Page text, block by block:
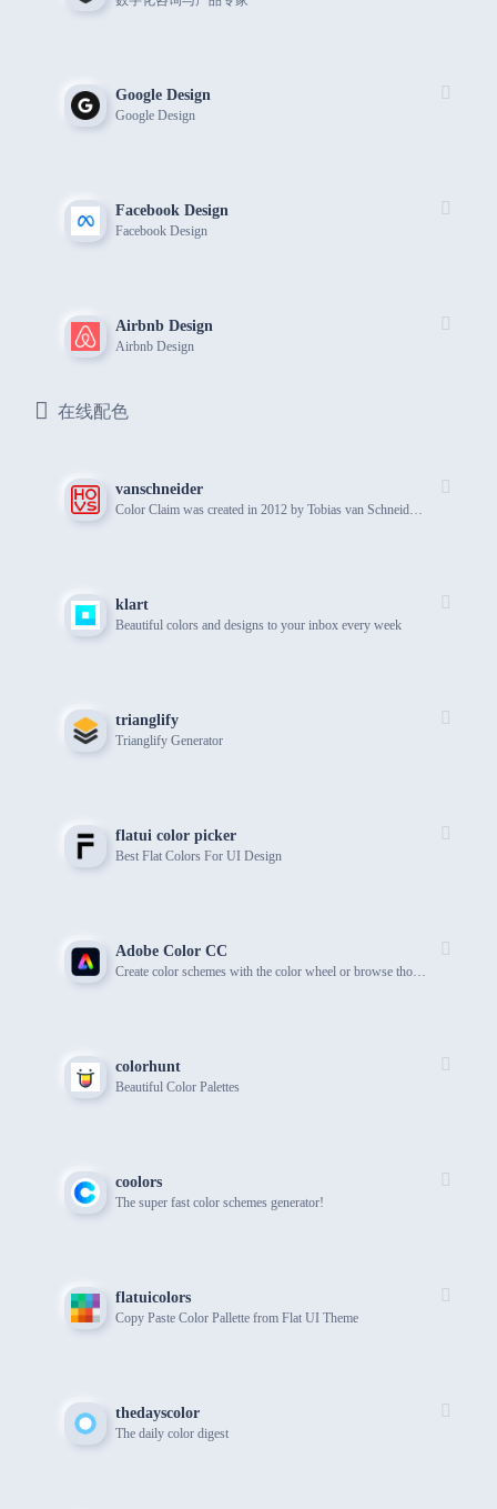
Google Design
Google Design
Facebook Design
Facebook Design
Airbnb Design
Airbnb Design
在线配色
vanschneider
Color Claim was created in 2012 by Tobias van Schneider with the goal to collect & combine unique colors for my future projects.
klart
Beautiful colors and designs to your inbox every week
trianglify
Trianglify Generator
flatui color picker
Best Flat Colors For UI Design
Adobe Color CC
Create color schemes with the color wheel or browse thousands of color combinations from the Color community.
colorhunt
Beautiful Color Palettes
coolors
The super fast color schemes generator!
flatuicolors
Copy Paste Color Pallette from Flat UI Theme
thedayscolor
The daily color digest